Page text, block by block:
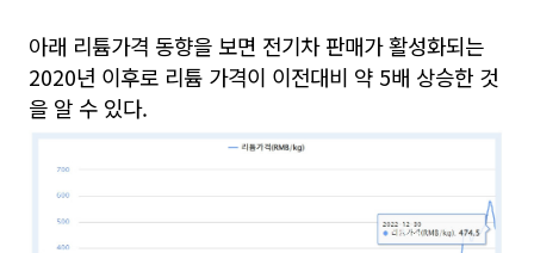
아래 리튬가격 동향을 보면 전기차 판매가 활성화되는
2020년 이후로 리튬 가격이 이전대비 약 5배 상승한 것
을 알 수 있다.